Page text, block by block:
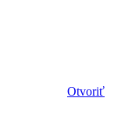
Otvoriť